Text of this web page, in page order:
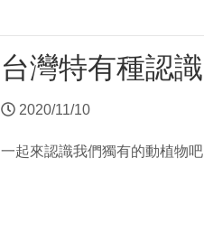
台灣特有種認識
2020/11/10
一起來認識我們獨有的動植物吧